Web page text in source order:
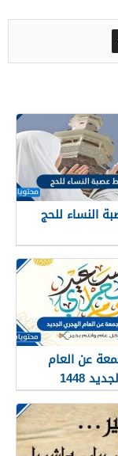
النساء للحج
عن العام
1448